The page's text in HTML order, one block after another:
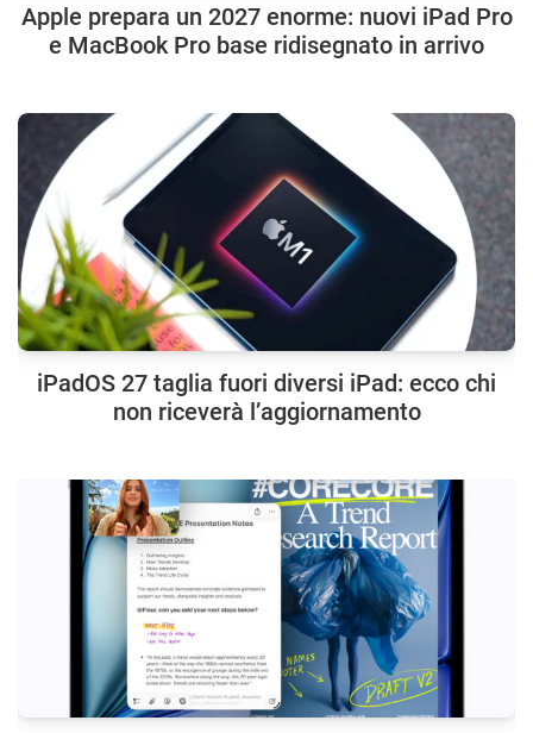
Apple prepara un 2027 enorme: nuovi iPad Pro
e MacBook Pro base ridisegnato in arrivo
iPadOS 27 taglia fuori diversi iPad: ecco chi
non riceverà l’aggiornamento